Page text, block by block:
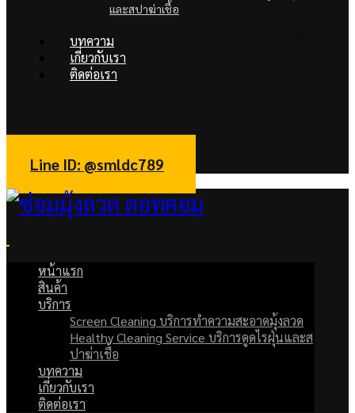
และสปาฆ่าเชื้อ
บทความ
เกี่ยวกับเรา
ติดต่อเรา
facebook Line
Line ID: @smldc789
หน้าแรก
สินค้า
บริการ
Screen Cleaning บริการทำความสะอาดมุ้งลวด
Healthy Cleaning Service บริการดูดไรฝุ่นและส
ปาฆ่าเชื้อ
บทความ
เกี่ยวกับเรา
ติดต่อเรา